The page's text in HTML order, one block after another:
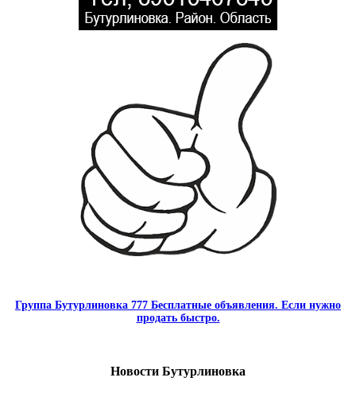
Группа Бутурлиновка 777 Бесплатные объявления. Если нужно
продать быстро.
Новости Бутурлиновка